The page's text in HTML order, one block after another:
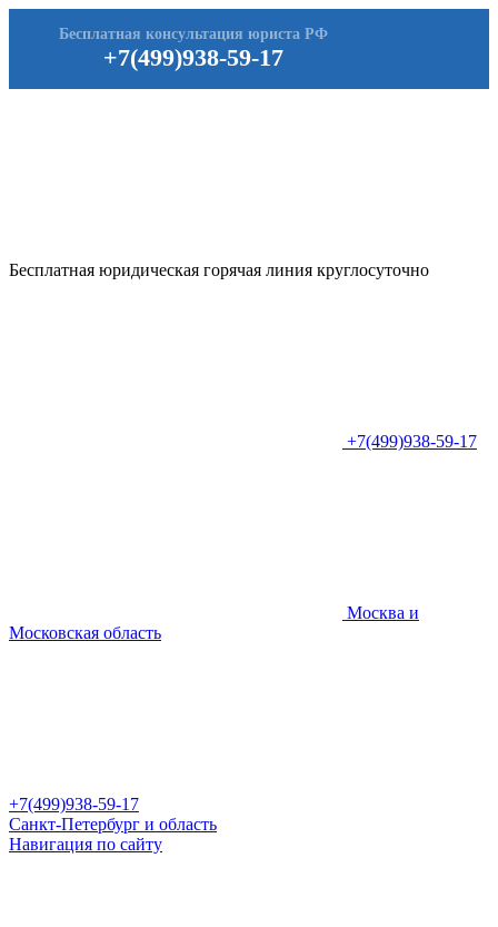
+7(499)938-59-17
Бесплатная консультация юриста РФ
Бесплатная юридическая горячая линия круглосуточно
+7(499)938-59-17
Москва и
Московская область
+7(499)938-59-17
Санкт-Петербург и область
Навигация по сайту